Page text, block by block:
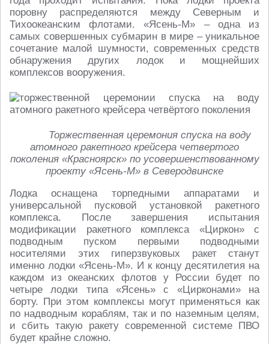
поровну распределяются между Северным и
Тихоокеанским флотами. «Ясень-М» – одна из
самых совершенных субмарин в мире – уникальное
сочетание малой шумности, современных средств
обнаружения других лодок и мощнейших
комплексов вооружения.
Торжественная церемония спуска на воду
атомного ракетного крейсера четвертого
поколения «Красноярск» по усовершенствованному
проекту «Ясень-М» в Северодвинске
Лодка оснащена торпедными аппаратами и
универсальной пусковой установкой ракетного
комплекса. После завершения испытания
модификации ракетного комплекса «Циркон» с
подводным пуском первыми подводными
носителями этих гиперзвуковых ракет станут
именно лодки «Ясень-М». И к концу десятилетия на
каждом из океанских флотов у России будет по
четыре лодки типа «Ясень» с «Цирконами» на
борту. При этом комплексы могут применяться как
по надводным кораблям, так и по наземным целям,
и сбить такую ракету современной системе ПВО
будет крайне сложно.